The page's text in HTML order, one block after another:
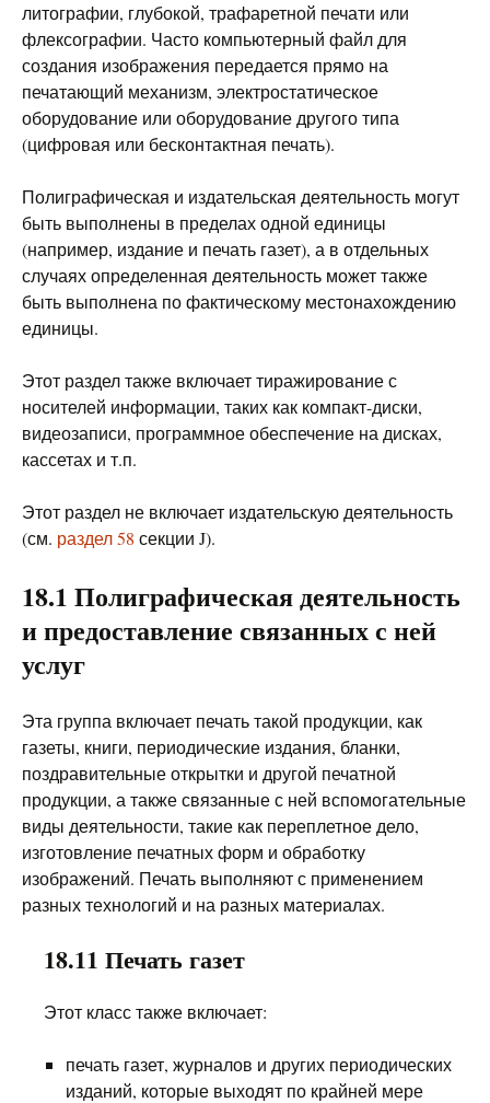
литографии, глубокой, трафаретной печати или
флексографии. Часто компьютерный файл для
создания изображения передается прямо на
печатающий механизм, электростатическое
оборудование или оборудование другого типа
(цифровая или бесконтактная печать).
Полиграфическая и издательская деятельность могут
быть выполнены в пределах одной единицы
(например, издание и печать газет), а в отдельных
случаях определенная деятельность может также
быть выполнена по фактическому местонахождению
единицы.
Этот раздел также включает тиражирование с
носителей информации, таких как компакт-диски,
видеозаписи, программное обеспечение на дисках,
кассетах и т.п.
Этот раздел не включает издательскую деятельность
(см. раздел 58 секции J).
18.1 Полиграфическая деятельность
и предоставление связанных с ней
услуг
Эта группа включает печать такой продукции, как
газеты, книги, периодические издания, бланки,
поздравительные открытки и другой печатной
продукции, а также связанные с ней вспомогательные
виды деятельности, такие как переплетное дело,
изготовление печатных форм и обработку
изображений. Печать выполняют с применением
разных технологий и на разных материалах.
18.11 Печать газет
Этот класс также включает:
печать газет, журналов и других периодических
изданий, которые выходят по крайней мере